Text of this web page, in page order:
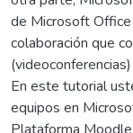
de Microsoft
colaboración que
En este tutorial
equipos en